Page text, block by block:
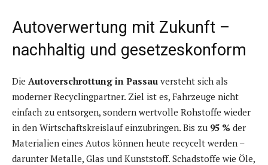
Autoverwertung mit Zukunft –
nachhaltig und gesetzeskonform
Die Autoverschrottung in Passau versteht sich als
moderner Recyclingpartner. Ziel ist es, Fahrzeuge nicht
einfach zu entsorgen, sondern wertvolle Rohstoffe wieder
in den Wirtschaftskreislauf einzubringen. Bis zu 95 % der
Materialien eines Autos können heute recycelt werden –
darunter Metalle, Glas und Kunststoff. Schadstoffe wie Öle,